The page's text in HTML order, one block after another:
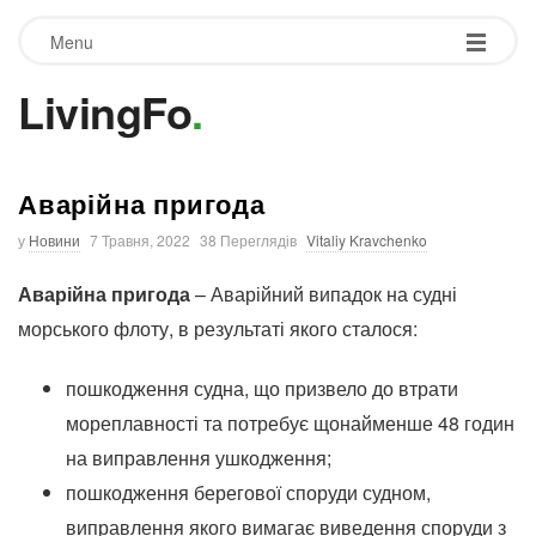
Menu
LivingFo.
Аварійна пригода
у Новини 7 Травня, 2022 38 Переглядів Vitaliy Kravchenko
Аварійна пригода– Аварійний випадок на судні
морського флоту, в результаті якого сталося:
пошкодження судна, що призвело до втрати
мореплавності та потребує щонайменше 48 годин
на виправлення ушкодження;
пошкодження берегової споруди судном,
виправлення якого вимагає виведення споруди з